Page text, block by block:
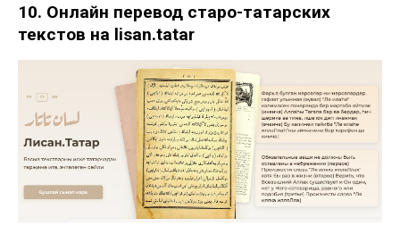
10. Онлайн перевод старо-татарских
текстов на lisan.tatar